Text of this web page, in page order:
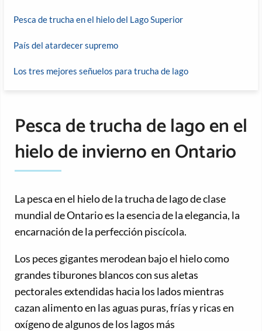
Pesca de trucha en el hielo del Lago Superior
País del atardecer supremo
Los tres mejores señuelos para trucha de lago
Pesca de trucha de lago en el
hielo de invierno en Ontario
La pesca en el hielo de la trucha de lago de clase
mundial de Ontario es la esencia de la elegancia, la
encarnación de la perfección piscícola.
Los peces gigantes merodean bajo el hielo como
grandes tiburones blancos con sus aletas
pectorales extendidas hacia los lados mientras
cazan alimento en las aguas puras, frías y ricas en
oxígeno de algunos de los lagos más